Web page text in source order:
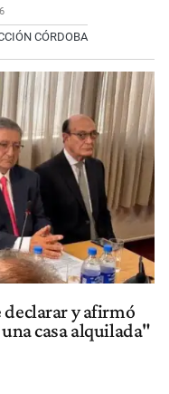
CÓRDOBA
declarar y afirmó
casa alquilada"